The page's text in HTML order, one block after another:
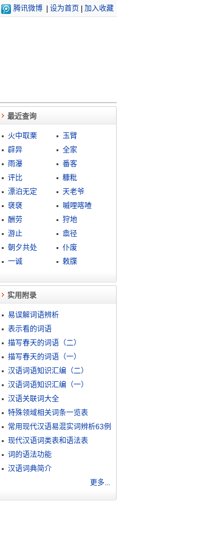
腾讯微博 设为首页 加入收藏
最近查询
火中取栗
玉臂
辟异
全家
雨瀑
番客
评比
糠粃
漂泊无定
天老爷
褎褎
嘁哩喀喳
酬劳
狩地
游止
嵞径
朝夕共处
仆废
一诚
敕牒
实用附录
易误解词语辨析
表示看的词语
描写春天的词语（二）
描写春天的词语（一）
汉语词语知识汇编（二）
汉语词语知识汇编（一）
汉语关联词大全
特殊领域相关词条一览表
常用现代汉语易混实词辨析63例
现代汉语词类表和语法表
词的语法功能
汉语词典简介
更多...